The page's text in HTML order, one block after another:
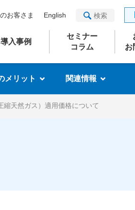
お客さま English
導入事例
セミナー
コラム
お
メリット 関連情報
縮天然ガス）適用価格について